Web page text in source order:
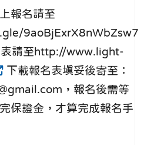
報名請至
9aoBjExrX8nWbZsw7
表請至http://www.light-
下載報名表填妥後寄至：
，報名後需等
保證金，才算完成報名手